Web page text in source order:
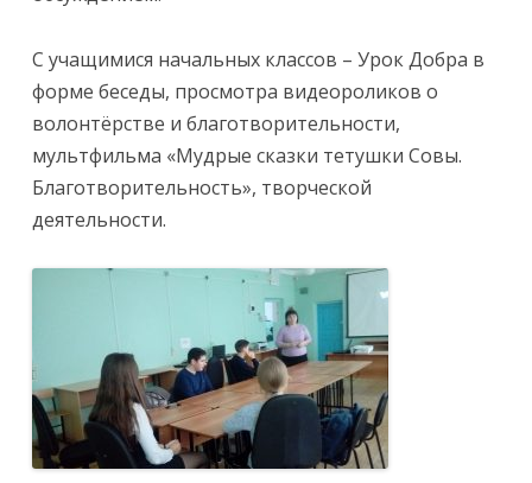
С учащимися начальных классов – Урок Добра в
форме беседы, просмотра видеороликов о
волонтёрстве и благотворительности,
мультфильма «Мудрые сказки тетушки Совы.
Благотворительность», творческой
деятельности.